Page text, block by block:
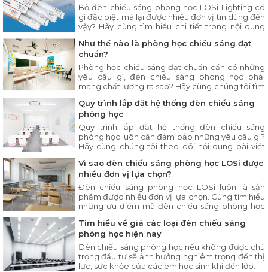
Bộ đèn chiếu sáng phòng học LOSi Lighting có
gì đặc biệt mà lại được nhiều đơn vị tin dùng đến
vậy? Hãy cùng tìm hiểu chi tiết trong nội dung
Như thế nào là phòng học chiếu sáng đạt
chuẩn?
Phòng học chiếu sáng đạt chuẩn cần có những
yêu cầu gì, đèn chiếu sáng phòng học phải
mang chất lượng ra sao? Hãy cùng chúng tôi tìm
Quy trình lắp đặt hệ thống đèn chiếu sáng
phòng học
Quy trình lắp đặt hệ thống đèn chiếu sáng
phòng học luôn cần đảm bảo những yêu cầu gì?
Hãy cùng chúng tôi theo dõi nội dung bài viết
Vì sao đèn chiếu sáng phòng học LOSi được
nhiều đơn vị lựa chọn?
Đèn chiếu sáng phòng học LOSi luôn là sản
phẩm được nhiều đơn vị lựa chọn. Cùng tìm hiểu
những ưu điểm mà đèn chiếu sáng phòng học
Tìm hiểu về giá các loại đèn chiếu sáng
phòng học hiện nay
Đèn chiếu sáng phòng học nếu không được chú
trọng đầu tư sẽ ảnh hưởng nghiêm trọng đến thị
lực, sức khỏe của các em học sinh khi đến lớp.